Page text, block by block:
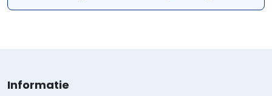
Informatie